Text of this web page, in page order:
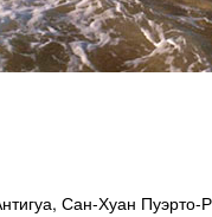
Сан-Хуан